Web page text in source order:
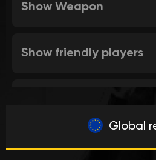
Show Weapon
Show friendly players
Global